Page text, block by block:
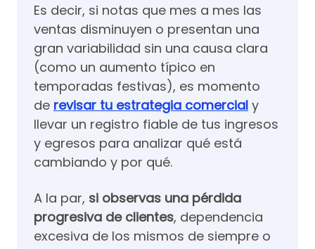
Es decir, si notas que mes a mes las
ventas disminuyen o presentan una
gran variabilidad sin una causa clara
(como un aumento típico en
temporadas festivas), es momento
de revisar tu estrategia comercial y
llevar un registro fiable de tus ingresos
y egresos para analizar qué está
cambiando y por qué.
A la par, si observas una pérdida
progresiva de clientes, dependencia
excesiva de los mismos de siempre o